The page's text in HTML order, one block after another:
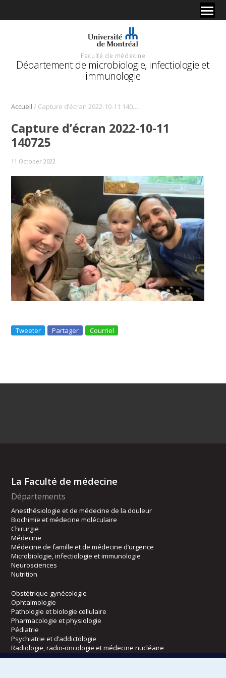
Faculté de médecine
Département de microbiologie, infectiologie et
immunologie
Accueil / Capture d’écran 2022-10-11 140725
Capture d’écran 2022-10-11
140725
11 October 2022
Tweeter Partager Courriel
La Faculté de médecine
Départements
Anesthésiologie et de médecine de la douleur
Biochimie et médecine moléculaire
Chirurgie
Médecine
Médecine de famille et de médecine d’urgence
Microbiologie, infectiologie et immunologie
Neurosciences
Nutrition
Obstétrique-gynécologie
Ophtalmologie
Pathologie et biologie cellulaire
Pharmacologie et physiologie
Pédiatrie
Psychiatrie et d’addictologie
Radiologie, radio-oncologie et médecine nucléaire